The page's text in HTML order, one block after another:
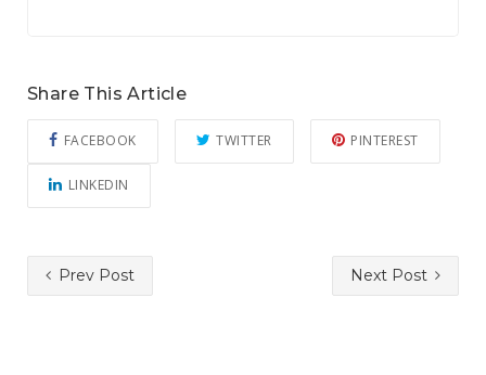
Share This Article
FACEBOOK TWITTER PINTEREST
LINKEDIN
Prev Post Next Post